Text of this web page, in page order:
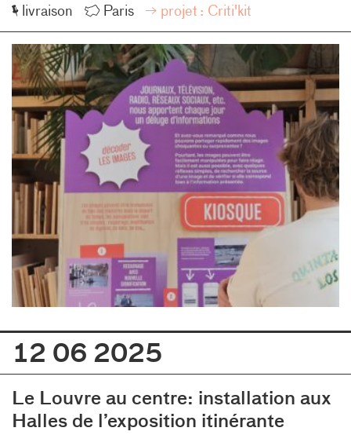
Événement
livraison Lieu
Paris projet : Criti'kit
12 06 2025
Le Louvre au centre: installation aux
Halles de l’exposition itinérante